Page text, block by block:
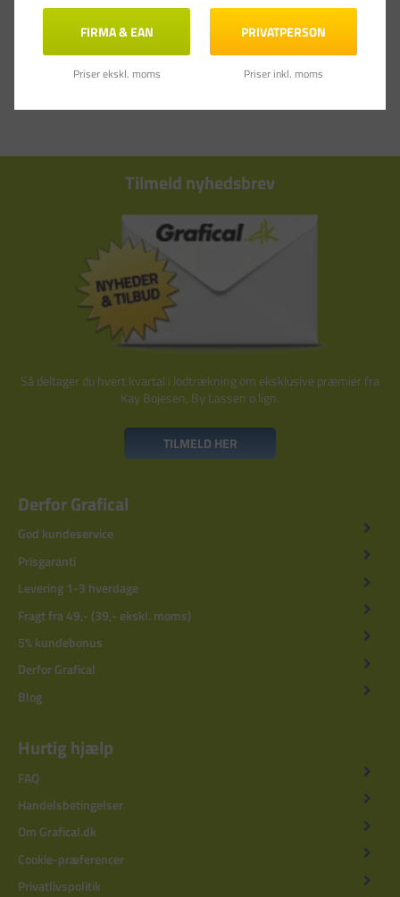
Tilmeld nyhedsbrev
Så deltager du hvert kvartal i lodtrækning om eksklusive præmier fra
Kay Bojesen, By Lassen o.lign.
TILMELD HER
Derfor Grafical
God kundeservice
Prisgaranti
Levering 1-3 hverdage
Fragt fra 49,- (39,- ekskl. moms)
5% kundebonus
Derfor Grafical
Blog
Hurtig hjælp
FAQ
Handelsbetingelser
Om Grafical.dk
Cookie-præferencer
Privatlivspolitik
FIRMA & EAN
Priser ekskl. moms
PRIVATPERSON
Priser inkl. moms